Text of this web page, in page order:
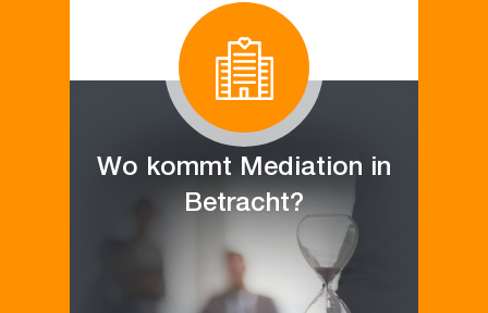
Wo kommt Mediation in
Betracht?